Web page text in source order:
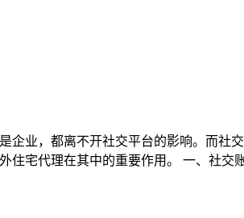
业，都离不开社交平台的影响。而社
宅代理在其中的重要作用。 一、社